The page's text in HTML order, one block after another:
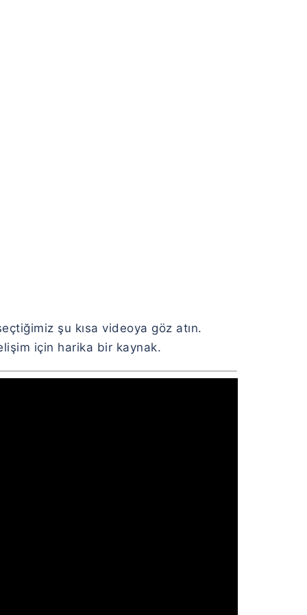
şu kısa videoya göz atın.
için harika bir kaynak.